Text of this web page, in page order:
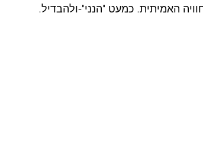
האמיתית. כמעט "הנני"-ולהבדיל.